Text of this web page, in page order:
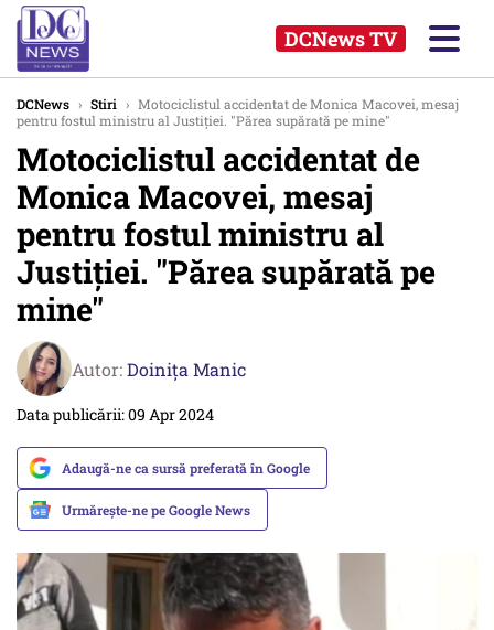
DCNews TV
DCNews › Stiri › Motociclistul accidentat de Monica Macovei, mesaj
pentru fostul ministru al Justiției. "Părea supărată pe mine"
Motociclistul accidentat de
Monica Macovei, mesaj
pentru fostul ministru al
Justiției. "Părea supărată pe
mine"
Autor:Doinița Manic
Data publicării: 09 Apr 2024
Adaugă-ne ca sursă preferată în Google
Urmărește-ne pe Google News